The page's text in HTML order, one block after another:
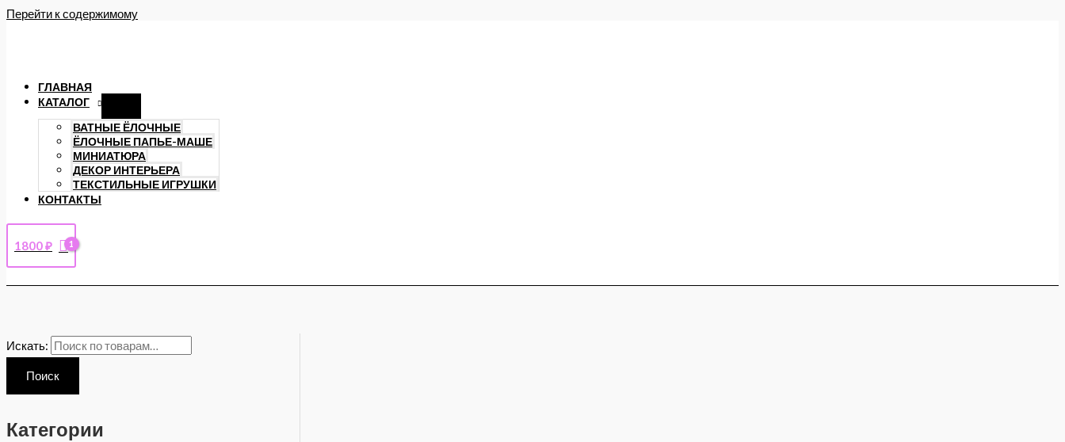
Перейти к содержимому
ГЛАВНАЯ
КАТАЛОГ
ВАТНЫЕ ЁЛОЧНЫЕ
ЁЛОЧНЫЕ ПАПЬЕ-МАШЕ
МИНИАТЮРА
ДЕКОР ИНТЕРЬЕРА
ТЕКСТИЛЬНЫЕ ИГРУШКИ
КОНТАКТЫ
1800₽
Искать:
Поиск
Категории